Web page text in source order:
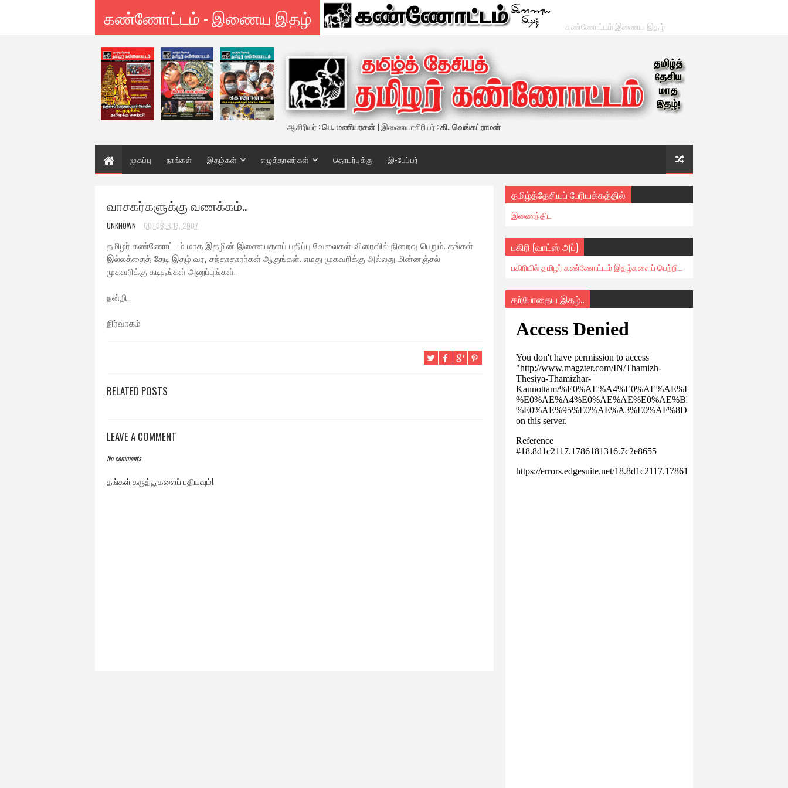
கண்ணோட்டம் - இணைய இதழ் கண்ணோட்டம் இணைய இதழ்
ஆசிரியர் :பெ. மணியரசன் | இணையாசிரியர் :கி. வெங்கட்ராமன்
முகப்பு நாங்கள் இதழ்கள் எழுத்தாளர்கள் தொடர்புக்கு இ-பேப்பர்
வாசகர்களுக்கு வணக்கம்..
UNKNOWN OCTOBER 13, 2007
தமிழர் கண்ணோட்டம் மாத இதழின் இணையதளப் பதிப்பு வேலைகள் விரைவில் நிறைவு பெறும். தங்கள்
இல்லத்தைத் தேடி இதழ் வர, சந்தாதாரர்கள் ஆகுங்கள். எமது முகவரிக்கு அல்லது மின்னஞ்சல்
முகவரிக்கு கடிதங்கள் அனுப்புங்கள்.
நன்றி..
நிர்வாகம்
RELATED POSTS
LEAVE A COMMENT
No comments
தங்கள் கருத்துகளைப் பதியவும்!
தமிழ்த்தேசியப் பேரியக்கத்தில்
இணைந்திட
பகிரி (வாட்ஸ் அப்)
பகிரியில் தமிழர் கண்ணோட்டம் இதழ்களைப் பெற்றிட
தற்போதைய இதழ்..